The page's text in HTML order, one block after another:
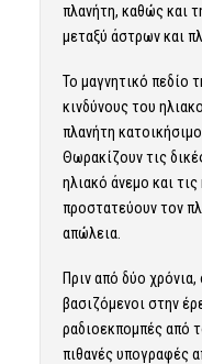
πλανήτη, καθώς και
μεταξύ άστρων και
Το μαγνητικό πεδίο
κινδύνους του
πλανήτη
Θωρακίζουν τις
ηλιακό άνεμο και
προστατεύουν τον
απώλεια.
Πριν από δύο
βασιζόμενοι στην
ραδιοεκπομπές από
πιθανές υπογραφές